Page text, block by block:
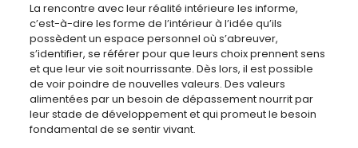
La rencontre avec leur réalité intérieure les informe,
c’est-à-dire les forme de l’intérieur à l’idée qu’ils
possèdent un espace personnel où s’abreuver,
s’identifier, se référer pour que leurs choix prennent sens
et que leur vie soit nourrissante. Dès lors, il est possible
de voir poindre de nouvelles valeurs. Des valeurs
alimentées par un besoin de dépassement nourrit par
leur stade de développement et qui promeut le besoin
fondamental de se sentir vivant.